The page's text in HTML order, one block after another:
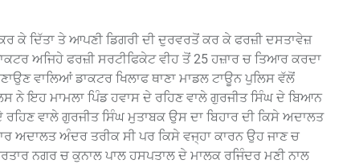
ਦਿੱਤਾ ਤੇ ਆਪਣੀ ਡਿਗਰੀ ਦੀ ਦੁਰਵਰਤੋਂ ਕਰ ਕੇ ਫਰਜ਼ੀ ਦਸਤਾਵੇਜ਼
ਅਜਿਹੇ ਫਰਜ਼ੀ ਸਰਟੀਫਿਕੇਟ ਵੀਹ ਤੋਂ 25 ਹਜ਼ਾਰ ਚ ਤਿਆਰ ਕਰਦਾ
ਵਾਲਿਆਂ ਡਾਕਟਰ ਖਿਲਾਫ ਥਾਣਾ ਮਾਡਲ ਟਾਊਨ ਪੁਲਿਸ ਵੱਲੋਂ
ਨੇ ਇਹ ਮਾਮਲਾ ਪਿੰਡ ਹਵਾਸ ਦੇ ਰਹਿਣ ਵਾਲੇ ਗੁਰਜੀਤ ਸਿੰਘ ਦੇ ਬਿਆਨ
ਵਾਲੇ ਗੁਰਜੀਤ ਸਿੰਘ ਮੁਤਾਬਕ ਉਸ ਦਾ ਬਿਹਾਰ ਦੀ ਕਿਸੇ ਅਦਾਲਤ
ਅਦਾਲਤ ਅੰਦਰ ਤਰੀਕ ਸੀ ਪਰ ਕਿਸੇ ਵਜ੍ਹਾ ਕਾਰਨ ਉਹ ਜਾਣ ਚ
ਨਗਰ ਚ ਕੁਨਾਲ ਪਾਲ ਹਸਪਤਾਲ ਦੇ ਮਾਲਕ ਰਜਿੰਦਰ ਮਣੀ ਨਾਲ